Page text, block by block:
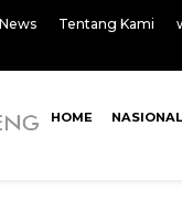
Tentang Kami
HOME NASIONAL